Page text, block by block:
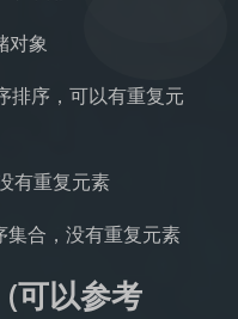
对象
排序，可以有重复元
有重复元素
合，没有重复元素
可以参考